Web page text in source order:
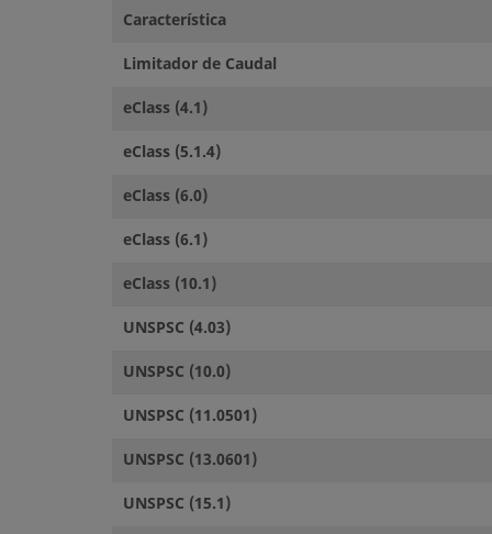
Característica
Limitador de Caudal
eClass (4.1)
eClass (5.1.4)
eClass (6.0)
eClass (6.1)
eClass (10.1)
UNSPSC (4.03)
UNSPSC (10.0)
UNSPSC (11.0501)
UNSPSC (13.0601)
UNSPSC (15.1)